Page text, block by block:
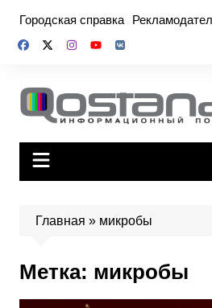
содержимому
Городская справка
Главная » микробы
Метка: микробы